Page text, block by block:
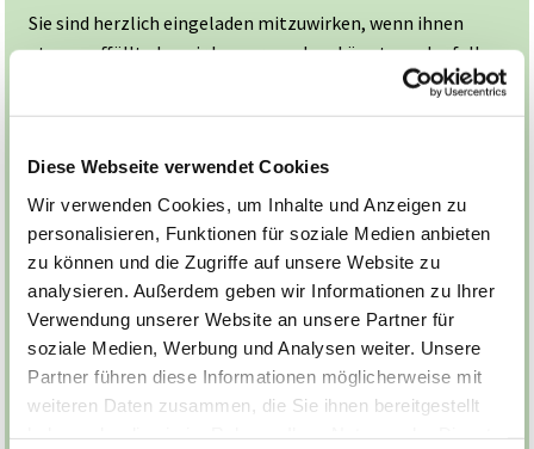
Diese Webseite verwendet Cookies
Wir verwenden Cookies, um Inhalte und Anzeigen zu
personalisieren, Funktionen für soziale Medien anbieten
zu können und die Zugriffe auf unsere Website zu
analysieren. Außerdem geben wir Informationen zu Ihrer
Verwendung unserer Website an unsere Partner für
soziale Medien, Werbung und Analysen weiter. Unsere
Partner führen diese Informationen möglicherweise mit
weiteren Daten zusammen, die Sie ihnen bereitgestellt
Sie sind herzlich eingeladen mitzuwirken, wenn ihnen
etwas auffällt, das wir besser machen könnten oder falls
Anregungen und Hinweise senden Sie bitte an die
Konfirmation - eine
Entdeckungsreise durch das
Christentum